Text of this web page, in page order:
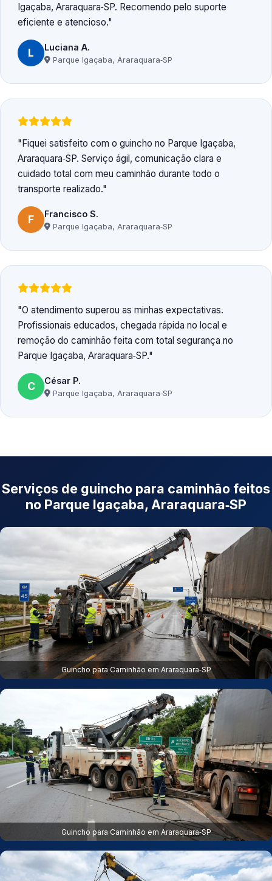
Igaçaba, Araraquara‑SP. Recomendo pelo suporte
eficiente e atencioso.
L Luciana A.
Parque Igaçaba, Araraquara‑SP
Fiquei satisfeito com o guincho no Parque Igaçaba,
Araraquara‑SP. Serviço ágil, comunicação clara e
cuidado total com meu caminhão durante todo o
transporte realizado.
F Francisco S.
Parque Igaçaba, Araraquara‑SP
O atendimento superou as minhas expectativas.
Profissionais educados, chegada rápida no local e
remoção do caminhão feita com total segurança no
Parque Igaçaba, Araraquara‑SP.
C César P.
Parque Igaçaba, Araraquara‑SP
Serviços de guincho para caminhão feitos
no Parque Igaçaba, Araraquara‑SP
Guincho para Caminhão em Araraquara‑SP
Guincho para Caminhão em Araraquara‑SP